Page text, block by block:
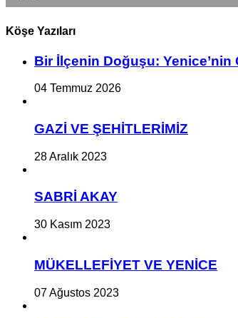
Köşe Yazıları
Bir İlçe­nin Do­ğu­şu: Ye­ni­ce’nin
04 Temmuz 2026
GAZİ VE ŞEHİTLERİMİZ
28 Aralık 2023
SABRİ AKAY
30 Kasım 2023
MÜKELLEFİYET VE YENİCE
07 Ağustos 2023